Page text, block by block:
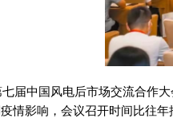
七届中国风电后市场交流合作
情影响，会议召开时间比往